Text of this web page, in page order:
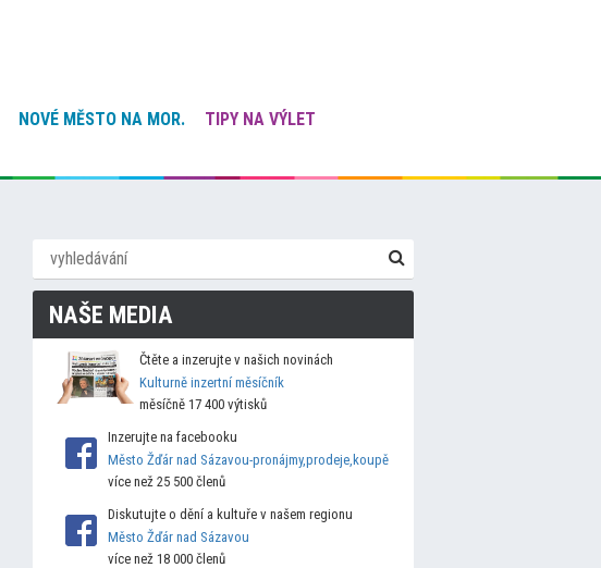
NOVÉ MĚSTO NA MOR.
TIPY NA VÝLET
NAŠE MEDIA
Čtěte a inzerujte v našich novinách
Kulturně inzertní měsíčník
měsíčně 17 400 výtisků
Inzerujte na facebooku
Město Žďár nad Sázavou-pronájmy,prodeje,koupě
více než 25 500 členů
Diskutujte o dění a kultuře v našem regionu
Město Žďár nad Sázavou
více než 18 000 členů